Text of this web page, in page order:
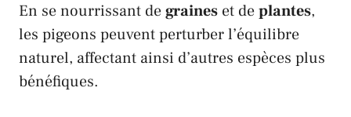
En se nourrissant degraines et deplantes,
les pigeons peuvent perturber l’équilibre
naturel, affectant ainsi d’autres espèces plus
bénéfiques.